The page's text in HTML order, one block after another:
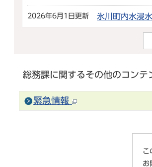
2026年6月1日更新 氷川町内水浸
総務課に関するその他のコンテ
緊急情報
こ
お